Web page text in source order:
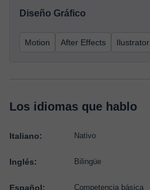
Diseño Gráfico
Motion After Effects Ilustrator
Los idiomas que hablo
Italiano: Nativo
Inglés: Bilingüe
Español: Competencia básica